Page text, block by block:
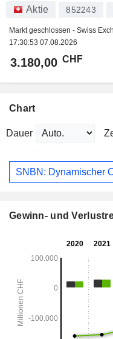
Aktie 852243
Markt geschlossen - Swiss
17:30:53 07.08.2026
3.180,00 CHF
Chart
Dauer
SNBN: Dynamischer
Gewinn- und